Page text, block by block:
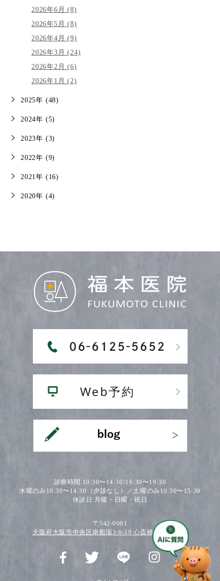
2026年6月 (8)
2026年5月 (8)
2026年4月 (9)
2026年3月 (24)
2026年2月 (6)
2026年1月 (2)
2025年 (48)
2024年 (5)
2023年 (3)
2022年 (9)
2021年 (16)
2020年 (4)
診療時間 10:30〜14:30/16:30〜19:30
水曜のみ10:30〜14:30（夕診なし）／土曜のみ10:30〜15:30
休診日 月曜・日曜・祝日
〒542-0081
大阪府大阪市中央区南船場3-6-19 心斎橋ワダビル2F